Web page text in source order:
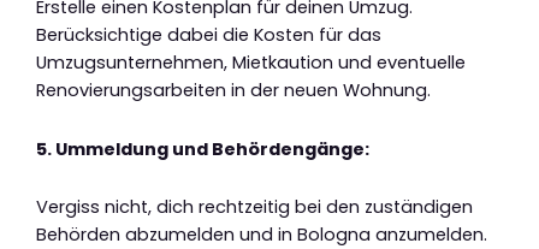
Erstelle einen Kostenplan für deinen Umzug.
Berücksichtige dabei die Kosten für das
Umzugsunternehmen, Mietkaution und eventuelle
Renovierungsarbeiten in der neuen Wohnung.
5. Ummeldung und Behördengänge:
Vergiss nicht, dich rechtzeitig bei den zuständigen
Behörden abzumelden und in Bologna anzumelden.